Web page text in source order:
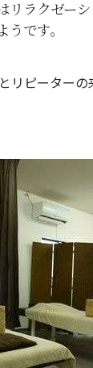
判断力」を併
リラクゼー
です。
リピーター